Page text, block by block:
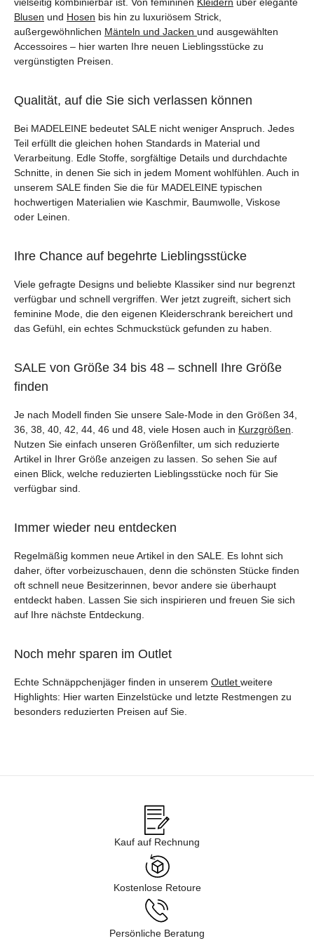
vielseitig kombinierbar ist. Von femininen Kleidern über elegante
Blusen und Hosen bis hin zu luxuriösem Strick,
außergewöhnlichen Mänteln und Jacken und ausgewählten
Accessoires – hier warten Ihre neuen Lieblingsstücke zu
vergünstigten Preisen.
Qualität, auf die Sie sich verlassen können
Bei MADELEINE bedeutet SALE nicht weniger Anspruch. Jedes
Teil erfüllt die gleichen hohen Standards in Material und
Verarbeitung. Edle Stoffe, sorgfältige Details und durchdachte
Schnitte, in denen Sie sich in jedem Moment wohlfühlen. Auch in
unserem SALE finden Sie die für MADELEINE typischen
hochwertigen Materialien wie Kaschmir, Baumwolle, Viskose
oder Leinen.
Ihre Chance auf begehrte Lieblingsstücke
Viele gefragte Designs und beliebte Klassiker sind nur begrenzt
verfügbar und schnell vergriffen. Wer jetzt zugreift, sichert sich
feminine Mode, die den eigenen Kleiderschrank bereichert und
das Gefühl, ein echtes Schmuckstück gefunden zu haben.
SALE von Größe 34 bis 48 – schnell Ihre Größe
finden
Je nach Modell finden Sie unsere Sale-Mode in den Größen 34,
36, 38, 40, 42, 44, 46 und 48, viele Hosen auch in Kurzgrößen.
Nutzen Sie einfach unseren Größenfilter, um sich reduzierte
Artikel in Ihrer Größe anzeigen zu lassen. So sehen Sie auf
einen Blick, welche reduzierten Lieblingsstücke noch für Sie
verfügbar sind.
Immer wieder neu entdecken
Regelmäßig kommen neue Artikel in den SALE. Es lohnt sich
daher, öfter vorbeizuschauen, denn die schönsten Stücke finden
oft schnell neue Besitzerinnen, bevor andere sie überhaupt
entdeckt haben. Lassen Sie sich inspirieren und freuen Sie sich
auf Ihre nächste Entdeckung.
Noch mehr sparen im Outlet
Echte Schnäppchenjäger finden in unserem Outlet weitere
Highlights: Hier warten Einzelstücke und letzte Restmengen zu
besonders reduzierten Preisen auf Sie.
Kauf auf Rechnung
Kostenlose Retoure
Persönliche Beratung